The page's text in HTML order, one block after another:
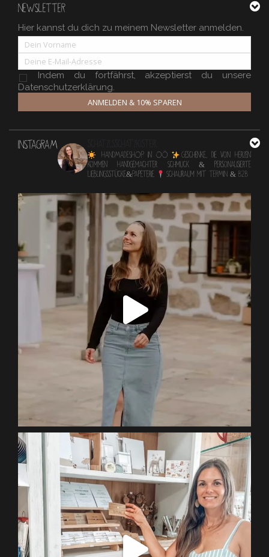
NEWSLETTER
Hier kannst du dich zu meinem Newsletter anmelden.
Indem du fortfährst, akzeptierst du unsere
Datenschutzerklärung.
ANMELDEN & 10% SPAREN
INSTAGRAM
HANDMADESHOP in OÖ
Geschenke, die von Herzen
kommen Handgemachter Schmuck & personalisierte
Lieblingsstücke&Papeterie
Schauraum mit TERMIN & B2B